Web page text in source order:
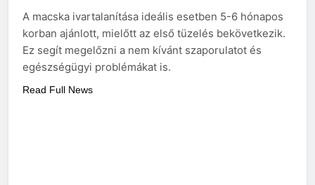
A macska ivartalanítása ideális esetben 5-6 hónapos
korban ajánlott, mielőtt az első tüzelés bekövetkezik.
Ez segít megelőzni a nem kívánt szaporulatot és
egészségügyi problémákat is.
Read Full News